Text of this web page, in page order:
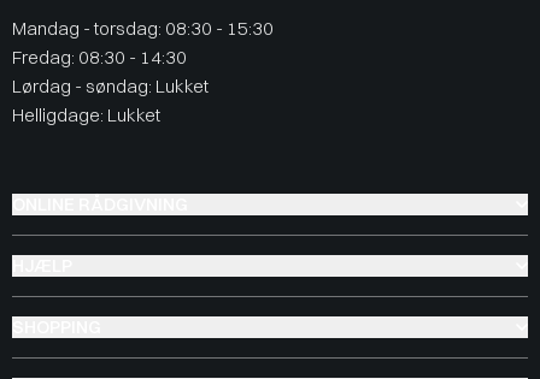
Mandag - torsdag: 08:30 - 15:30
Fredag: 08:30 - 14:30
Lørdag - søndag: Lukket
Helligdage: Lukket